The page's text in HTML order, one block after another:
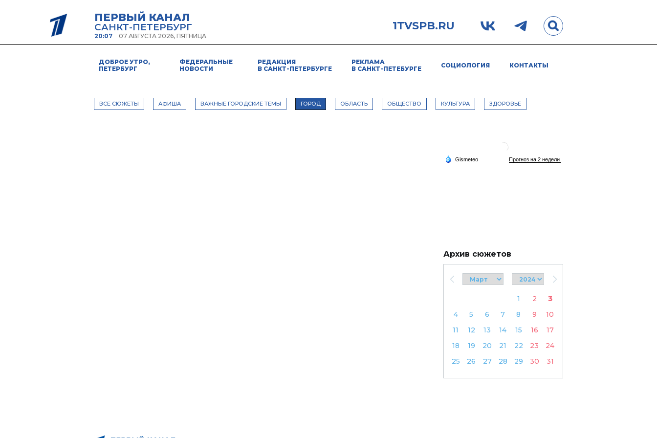
ПЕРВЫЙ КАНАЛ
САНКТ-ПЕТЕРБУРГ
20:07 07 АВГУСТА 2026, ПЯТНИЦА
1TVSPB.RU
ДОБРОЕ УТРО,
ПЕТЕРБУРГ
ФЕДЕРАЛЬНЫЕ
НОВОСТИ
РЕДАКЦИЯ
В САНКТ-ПЕТЕРБУРГЕ
РЕКЛАМА
В САНКТ-ПЕТЕБУРГЕ
СОЦИОЛОГИЯ КОНТАКТЫ
ВСЕ СЮЖЕТЫ АФИША ВАЖНЫЕ ГОРОДСКИЕ ТЕМЫ ГОРОД ОБЛАСТЬ ОБЩЕСТВО КУЛЬТУРА ЗДОРОВЬЕ
Архив сюжетов
1 2
3
4
5 6 7 8 9
10
11
12 13 14 15 16
17
18
19 20 21 22 23
24
25
26 27 28 29 30 31